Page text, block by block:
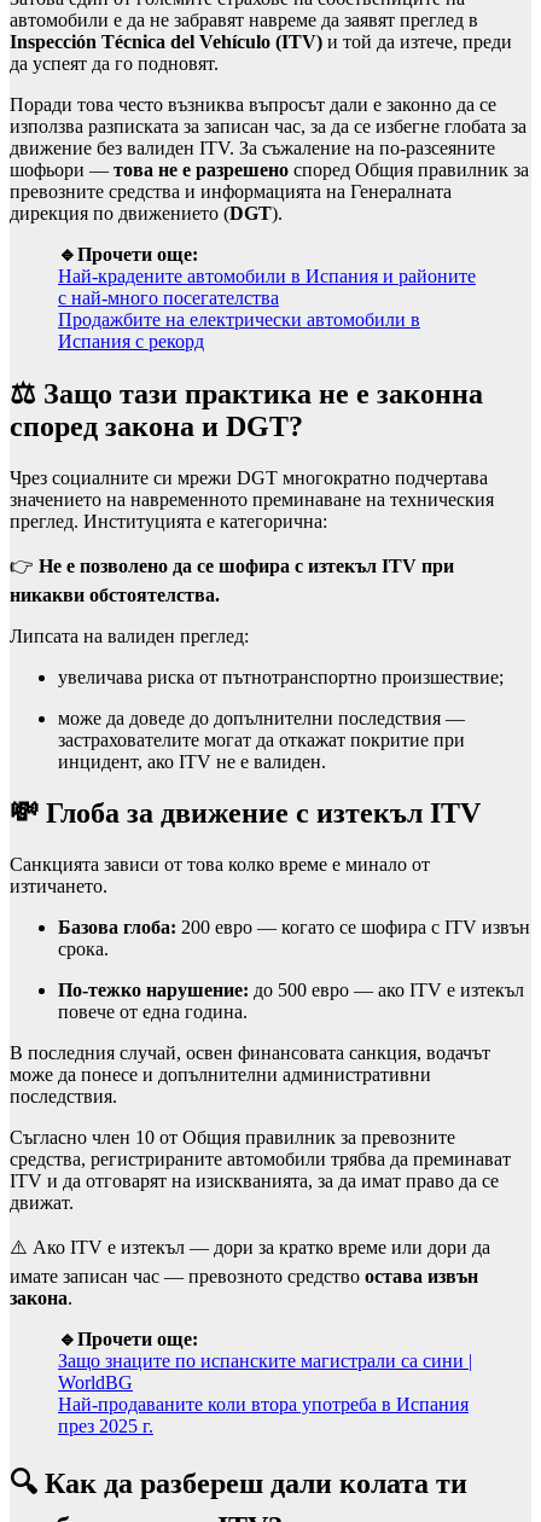
автомобили е да не забравят навреме да заявят преглед в
Inspección Técnica del Vehículo (ITV) и той да изтече, преди
да успеят да го подновят.
Поради това често възниква въпросът дали е законно да се
използва разписката за записан час, за да се избегне глобата за
движение без валиден ITV. За съжаление на по-разсеяните
шофьори — това не е разрешено според Общия правилник за
превозните средства и информацията на Генералната
дирекция по движението (DGT).
🔹Прочети още:
Най-крадените автомобили в Испания и районите
с най-много посегателства
Продажбите на електрически автомобили в
Испания с рекорд
⚖️ Защо тази практика не е законна
според закона и DGT?
Чрез социалните си мрежи DGT многократно подчертава
значението на навременното преминаване на техническия
преглед. Институцията е категорична:
👉 Не е позволено да се шофира с изтекъл ITV при
никакви обстоятелства.
Липсата на валиден преглед:
увеличава риска от пътнотранспортно произшествие;
може да доведе до допълнителни последствия —
застрахователите могат да откажат покритие при
инцидент, ако ITV не е валиден.
💸 Глоба за движение с изтекъл ITV
Санкцията зависи от това колко време е минало от
изтичането.
Базова глоба: 200 евро — когато се шофира с ITV извън
срока.
По-тежко нарушение: до 500 евро — ако ITV е изтекъл
повече от една година.
В последния случай, освен финансовата санкция, водачът
може да понесе и допълнителни административни
последствия.
Съгласно член 10 от Общия правилник за превозните
средства, регистрираните автомобили трябва да преминават
ITV и да отговарят на изискванията, за да имат право да се
движат.
⚠️ Ако ITV е изтекъл — дори за кратко време или дори да
имате записан час — превозното средство остава извън
закона.
🔹Прочети още:
Защо знаците по испанските магистрали са сини |
WorldBG
Най-продаваните коли втора употреба в Испания
през 2025 г.
🔍 Как да разбереш дали колата ти